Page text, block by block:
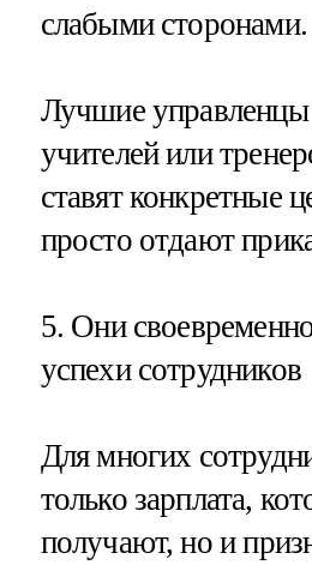
слабыми сторонами.
Лучшие
учителей или
ставят конкретные
просто отдают
5. Они
успехи сотрудников
Для многих
только зарплата,
получают, но и